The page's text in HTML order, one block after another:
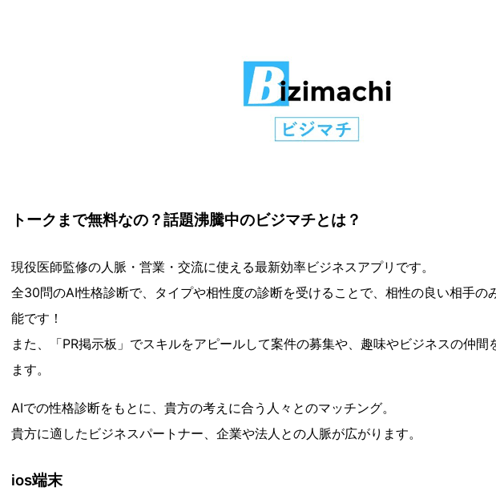
トークまで無料なの？話題沸騰中のビジマチとは？
現役医師監修の人脈・営業・交流に使える最新効率ビジネスアプリです。
全30問のAI性格診断で、タイプや相性度の診断を受けることで、相性の良い相手の
能です！
また、「PR掲示板」でスキルをアピールして案件の募集や、趣味やビジネスの仲間
ます。
AIでの性格診断をもとに、貴方の考えに合う人々とのマッチング。
貴方に適したビジネスパートナー、企業や法人との人脈が広がります。
ios端末